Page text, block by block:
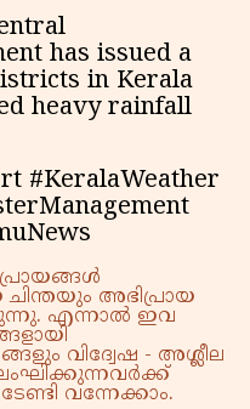
has issued a
in Kerala
heavy rainfall
#KeralaWeather
ചിന്തയും അഭിപ്രായ
എന്നാൽ ഇവ
വിദ്വേഷ - അശ്ലീല
വന്നേക്കാം.